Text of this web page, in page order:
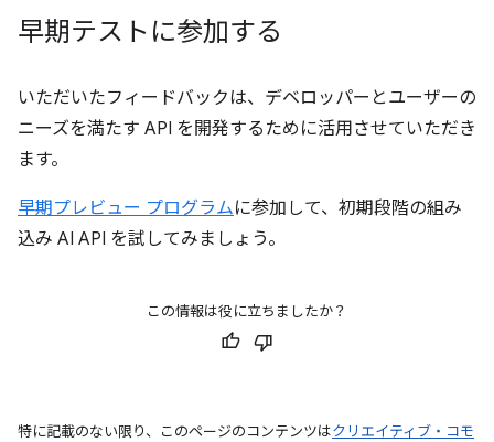
早期テストに参加する
いただいたフィードバックは、デベロッパーとユーザーの
ニーズを満たす API を開発するために活用させていただき
ます。
早期プレビュー プログラムに参加して、初期段階の組み
込み AI API を試してみましょう。
この情報は役に立ちましたか？
特に記載のない限り、このページのコンテンツはクリエイティブ・コモ